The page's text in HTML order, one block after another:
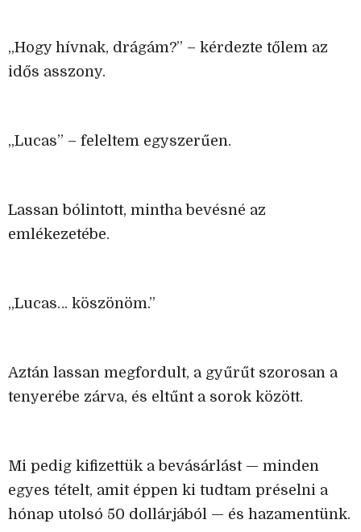
„Hogy hívnak, drágám?” – kérdezte tőlem az
idős asszony.
„Lucas” – feleltem egyszerűen.
Lassan bólintott, mintha bevésné az
emlékezetébe.
„Lucas… köszönöm.”
Aztán lassan megfordult, a gyűrűt szorosan a
tenyerébe zárva, és eltűnt a sorok között.
Mi pedig kifizettük a bevásárlást — minden
egyes tételt, amit éppen ki tudtam préselni a
hónap utolsó 50 dollárjából — és hazamentünk.